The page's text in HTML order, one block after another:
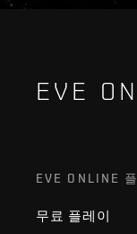
EVE
EVE ONLINE
무료 플레이